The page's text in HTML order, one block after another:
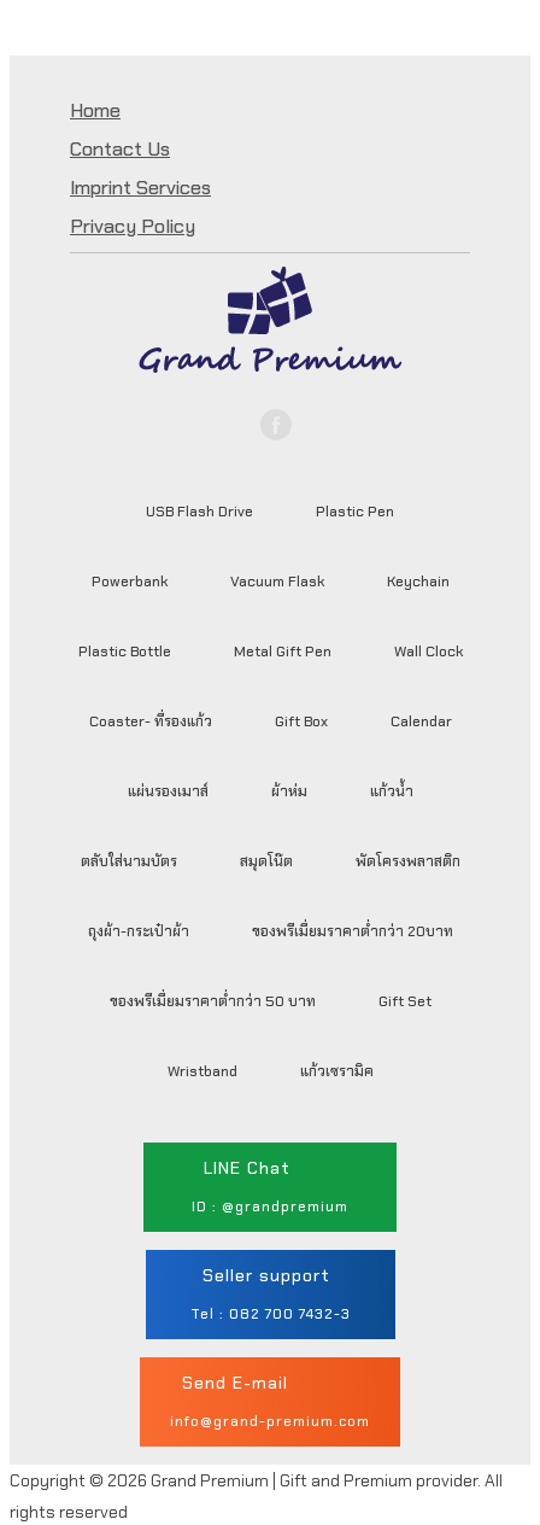
Home
Contact Us
Imprint Services
Privacy Policy
USB Flash Drive Plastic Pen
Powerbank Vacuum Flask Keychain
Plastic Bottle Metal Gift Pen Wall Clock
Coaster- ที่รองแก้ว Gift Box Calendar
แผ่นรองเมาส์ ผ้าห่ม แก้วน้ำ
ตลับใส่นามบัตร สมุดโน๊ต พัดโครงพลาสติก
ถุงผ้า-กระเป๋าผ้า ของพรีเมี่ยมราคาต่ำกว่า 20บาท
ของพรีเมี่ยมราคาต่ำกว่า 50 บาท Gift Set
Wristband แก้วเซรามิค
LINE Chat
ID : @grandpremium
Seller support
Tel : 082 700 7432-3
Send E-mail
info@grand-premium.com
Copyright © 2026 Grand Premium | Gift and Premium provider. All
rights reserved